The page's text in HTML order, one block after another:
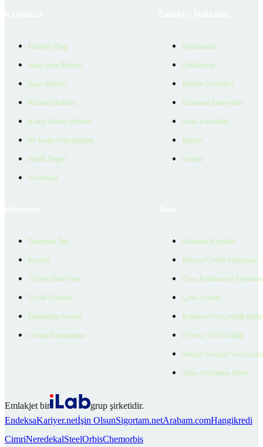
Emlakjet Blog
Satın Alma Rehberi
Satıcı Rehberi
Kiralama Rehberi
Konut Kredisi Rehberi
Ne Kadar Ödeyebilirim
Emlak Değeri
Verilerimiz
Hakkımızda
Ödüllerimiz
Reklam Çözümleri
Kurumsal Materyaller
İnsan Kaynakları
İletişim
Yardım
Danışman Bul
Projeler
Ücretsiz İlan Verin
Üyelik Paketleri
EmlakZeka Asistan
Uzman Danışmanlar
Kullanım Koşulları
Bireysel Üyelik Sözleşmesi
Çerez Politikası ve
Çerez Ayarları
Kullanıcı Veri Gizliliği
Ziyaretçi Veri Gizliliği
Müşteri Yetkilisi Veri
Aday Aydınlatma Metni
Emlakjet bir
grup şirketidir.
EndeksaKariyer.netİşin OlsunSigortam.netArabam.comHangikredi
CimriNeredekalSteelOrbisChemorbis